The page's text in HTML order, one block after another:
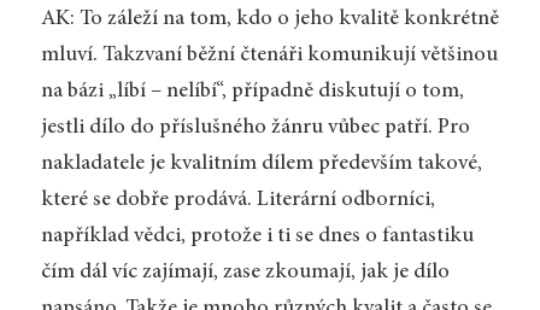
AK: To záleží na tom, kdo o jeho kvalitě konkrétně
mluví. Takzvaní běžní čtenáři komunikují většinou
na bázi „líbí – nelíbí“, případně diskutují o tom,
jestli dílo do příslušného žánru vůbec patří. Pro
nakladatele je kvalitním dílem především takové,
které se dobře prodává. Literární odborníci,
například vědci, protože i ti se dnes o fantastiku
čím dál víc zajímají, zase zkoumají, jak je dílo